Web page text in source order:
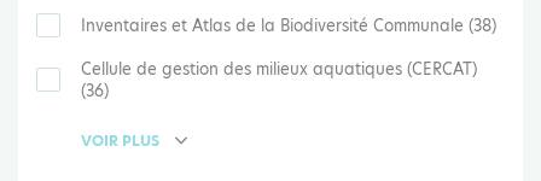
Inventaires et Atlas de la Biodiversité Communale (38)
Cellule de gestion des milieux aquatiques (CERCAT)
(36)
VOIR PLUS